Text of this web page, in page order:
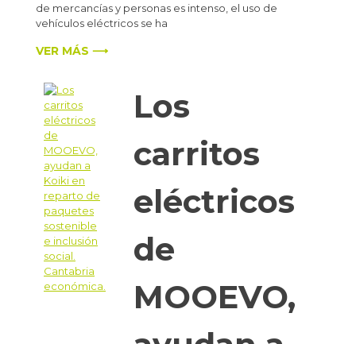
de mercancías y personas es intenso, el uso de
vehículos eléctricos se ha
VER MÁS ⟶
Los
carritos
eléctricos
de
MOOEVO,